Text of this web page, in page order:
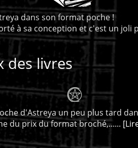
dans son format poche !
à sa conception et c'est un joli
des livres
d'Astreya un peu plus tard
du prix du format broché,......